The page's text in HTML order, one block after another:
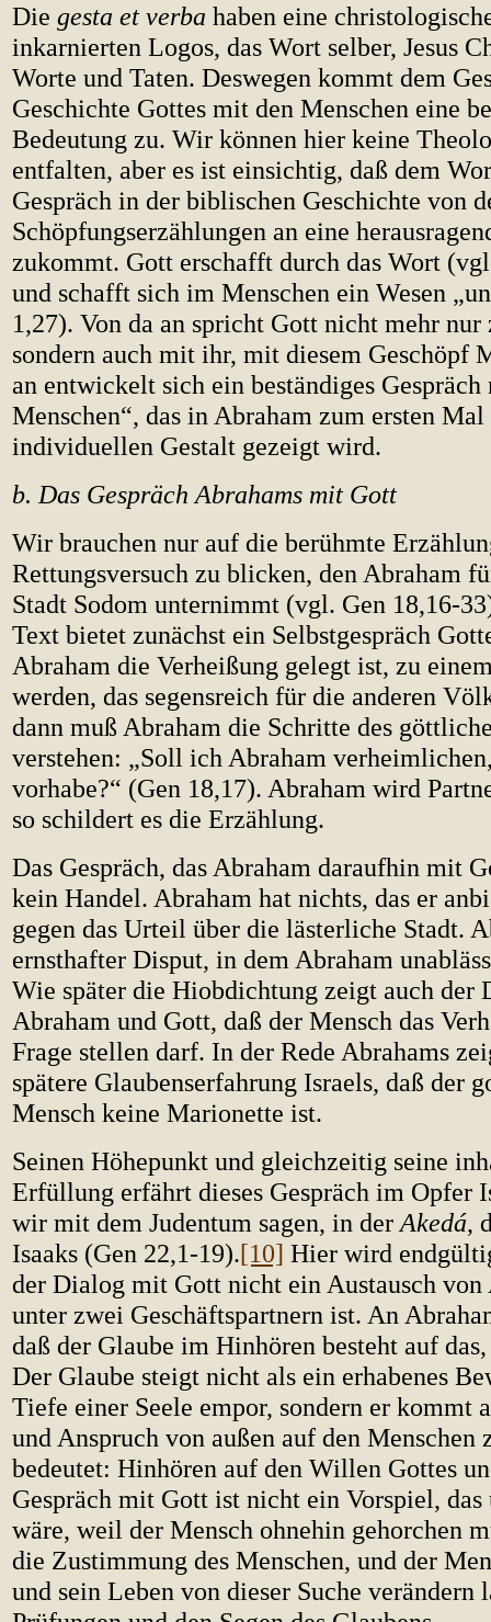
Die gesta et verba haben eine
inkarnierten Logos, das Wort selber, Jesus
Worte und Taten. Deswegen kommt dem
Geschichte Gottes mit den Menschen eine
Bedeutung zu. Wir können hier keine
entfalten, aber es ist einsichtig, daß dem
Gespräch in der biblischen Geschichte von
Schöpfungserzählungen an eine
zukommt. Gott erschafft durch das Wort
und schafft sich im Menschen ein Wesen
1,27). Von da an spricht Gott nicht mehr nur
sondern auch mit ihr, mit diesem Geschöpf
an entwickelt sich ein beständiges
Menschen“, das in Abraham zum ersten
individuellen Gestalt gezeigt wird.
b. Das Gespräch Abrahams mit Gott
Wir brauchen nur auf die berühmte
Rettungsversuch zu blicken, den Abraham
Stadt Sodom unternimmt (vgl. Gen 18,16-
Text bietet zunächst ein Selbstgespräch
Abraham die Verheißung gelegt ist, zu
werden, das segensreich für die anderen
dann muß Abraham die Schritte des
verstehen: „Soll ich Abraham
vorhabe?“ (Gen 18,17). Abraham wird
so schildert es die Erzählung.
Das Gespräch, das Abraham daraufhin mit
kein Handel. Abraham hat nichts, das er
gegen das Urteil über die lästerliche Stadt.
ernsthafter Disput, in dem Abraham
Wie später die Hiobdichtung zeigt auch der
Abraham und Gott, daß der Mensch das
Frage stellen darf. In der Rede Abrahams
spätere Glaubenserfahrung Israels, daß der
Mensch keine Marionette ist.
Seinen Höhepunkt und gleichzeitig seine
Erfüllung erfährt dieses Gespräch im Opfer
wir mit dem Judentum sagen, in der Akedá,
Isaaks (Gen 22,1-19).[10] Hier wird
der Dialog mit Gott nicht ein Austausch von
unter zwei Geschäftspartnern ist. An
daß der Glaube im Hinhören besteht auf
Der Glaube steigt nicht als ein erhabenes
Tiefe einer Seele empor, sondern er kommt
und Anspruch von außen auf den Menschen
bedeutet: Hinhören auf den Willen Gottes
Gespräch mit Gott ist nicht ein Vorspiel, das
wäre, weil der Mensch ohnehin gehorchen
die Zustimmung des Menschen, und der
und sein Leben von dieser Suche verändern